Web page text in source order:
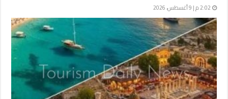
2:02 م | 9 أغسطس، 2026